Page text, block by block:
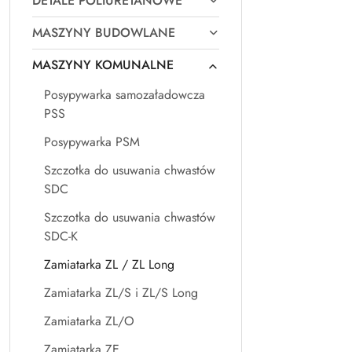
MASZYNY BUDOWLANE
MASZYNY KOMUNALNE
Posypywarka samozaładowcza
PSS
Posypywarka PSM
Szczotka do usuwania chwastów
SDC
Szczotka do usuwania chwastów
SDC-K
Zamiatarka ZL / ZL Long
Zamiatarka ZL/S i ZL/S Long
Zamiatarka ZL/O